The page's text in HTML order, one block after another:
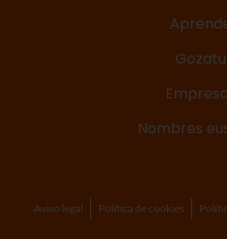
Gozatu
Nombres
Aviso legal Política de cookies